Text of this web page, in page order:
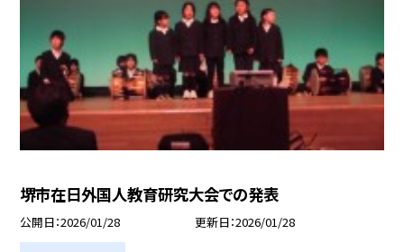
堺市在日外国人教育研究大会での発表
公開日 2026/01/28 更新日 2026/01/28